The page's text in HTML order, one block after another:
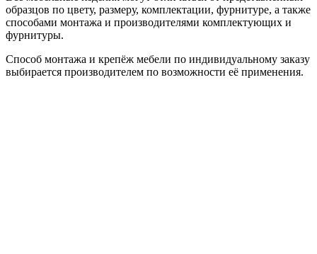
образцов по цвету, размеру, комплектации, фурнитуре, а также
способами монтажа и производителями комплектующих и
фурнитуры.
Способ монтажа и крепёж мебели по индивидуальному заказу
выбирается производителем по возможности её применения.